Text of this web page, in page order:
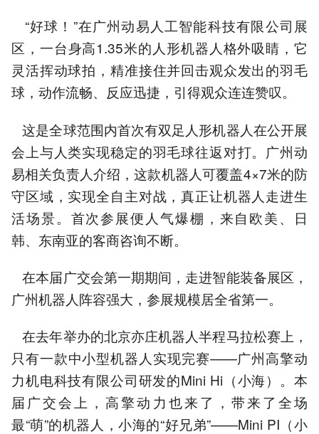
“好球！”在广州动易人工智能科技有限公司展
区，一台身高1.35米的人形机器人格外吸睛，它
灵活挥动球拍，精准接住并回击观众发出的羽毛
球，动作流畅、反应迅捷，引得观众连连赞叹。
这是全球范围内首次有双足人形机器人在公开展
会上与人类实现稳定的羽毛球往返对打。广州动
易相关负责人介绍，这款机器人可覆盖4×7米的防
守区域，实现全自主对战，真正让机器人走进生
活场景。首次参展便人气爆棚，来自欧美、日
韩、东南亚的客商咨询不断。
在本届广交会第一期期间，走进智能装备展区，
广州机器人阵容强大，参展规模居全省第一。
在去年举办的北京亦庄机器人半程马拉松赛上，
只有一款中小型机器人实现完赛——广州高擎动
力机电科技有限公司研发的Mini Hi（小海）。本
届广交会上，高擎动力也来了，带来了全场
最“萌”的机器人，小海的“好兄弟”——Mini PI（小